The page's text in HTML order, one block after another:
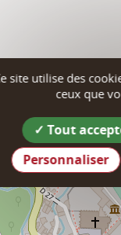
Bureau
362 Grande Cour
Saint-
site utilise des
ceux que
Tout
Personnaliser